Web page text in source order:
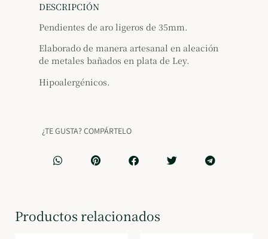
DESCRIPCIÓN
Pendientes de aro ligeros de 35mm.
Elaborado de manera artesanal en aleación
de metales bañados en plata de Ley.
Hipoalergénicos.
¿TE GUSTA? COMPÁRTELO
Productos relacionados